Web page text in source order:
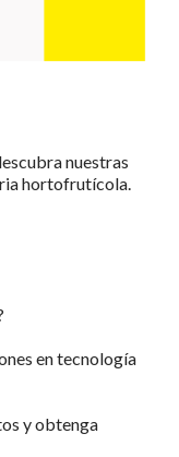
nuestras
hortofrutícola.
en tecnología
y obtenga